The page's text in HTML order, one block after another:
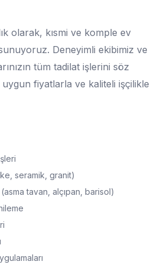
olarak, kısmi ve komple ev
Deneyimli ekibimiz ve
tüm tadilat işlerini söz
fiyatlarla ve kaliteli işçilikle
seramik, granit)
tavan, alçıpan, barisol)